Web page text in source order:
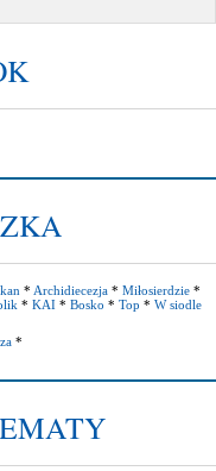
* Archidiecezja * Miłosierdzie *
* KAI* Bosko * Top * W siodle
*